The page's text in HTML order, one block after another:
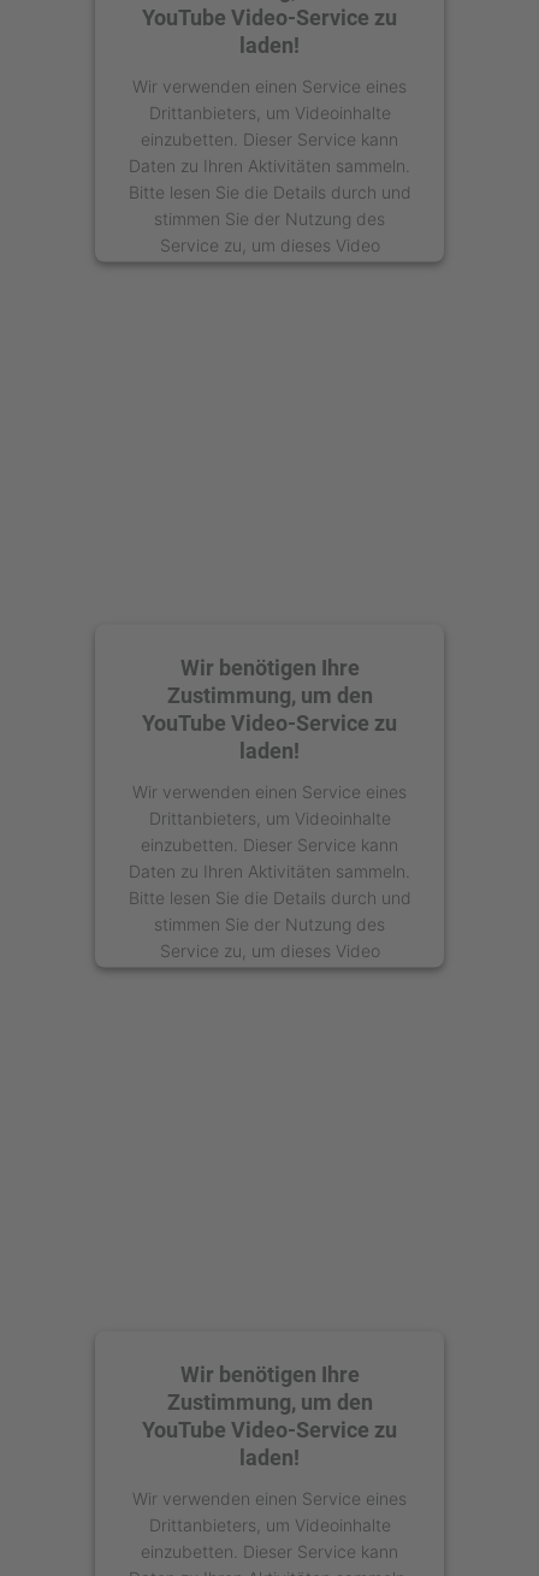
YouTube Video-Service zu
laden!
Wir verwenden einen Service eines
Drittanbieters, um Videoinhalte
einzubetten. Dieser Service kann
Daten zu Ihren Aktivitäten sammeln.
Bitte lesen Sie die Details durch und
stimmen Sie der Nutzung des
Service zu, um dieses Video
anzusehen.
Wir benötigen Ihre
Zustimmung, um den
YouTube Video-Service zu
laden!
Wir verwenden einen Service eines
Drittanbieters, um Videoinhalte
einzubetten. Dieser Service kann
Daten zu Ihren Aktivitäten sammeln.
Bitte lesen Sie die Details durch und
stimmen Sie der Nutzung des
Service zu, um dieses Video
anzusehen.
Wir benötigen Ihre
Zustimmung, um den
YouTube Video-Service zu
laden!
Wir verwenden einen Service eines
Drittanbieters, um Videoinhalte
einzubetten. Dieser Service kann